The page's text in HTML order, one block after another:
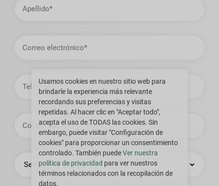
correo
Teléfono
Compañía
Usamos cookies en nuestro sitio web para
brindarle la experiencia más relevante
recordando sus preferencias y visitas
repetidas. Al hacer clic en "Aceptar todo",
acepta el uso de TODAS las cookies. Sin
embargo, puede visitar "Configuración de
cookies" para proporcionar un consentimiento
controlado. También puedeVer nuestra
política de privacidad para ver nuestros
términos relacionados con la recopilación de
datos.